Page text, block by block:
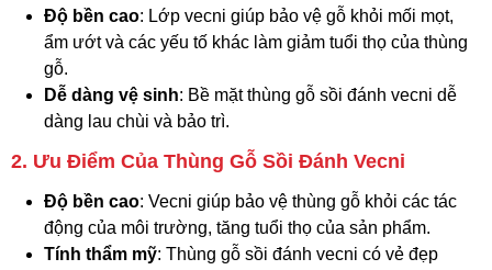
Độ bền cao: Lớp vecni giúp bảo vệ gỗ khỏi mối mọt,
ẩm ướt và các yếu tố khác làm giảm tuổi thọ của thùng
gỗ.
Dễ dàng vệ sinh: Bề mặt thùng gỗ sồi đánh vecni dễ
dàng lau chùi và bảo trì.
2. Ưu Điểm Của Thùng Gỗ Sồi Đánh Vecni
Độ bền cao: Vecni giúp bảo vệ thùng gỗ khỏi các tác
động của môi trường, tăng tuổi thọ của sản phẩm.
Tính thẩm mỹ: Thùng gỗ sồi đánh vecni có vẻ đẹp